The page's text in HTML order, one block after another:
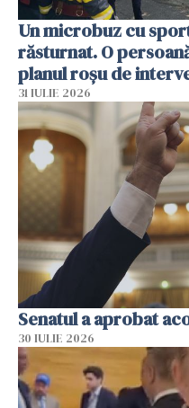
Un microbuz cu
răsturnat. O
planul roșu de
31 IULIE 2026
Senatul a aprobat
30 IULIE 2026